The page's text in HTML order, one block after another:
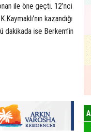
ile öne geçti. 12’nci
kazandığı
dakikada ise Berkem’in